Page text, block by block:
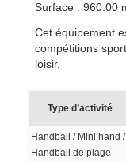
Surface : 960.00
Cet équipement
compétitions
loisir.
Type d’activité
Handball / Mini hand /
Handball de plage